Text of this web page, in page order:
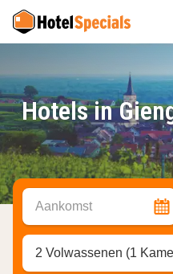
Hotels in
Aankomst
2 Volwassenen (1